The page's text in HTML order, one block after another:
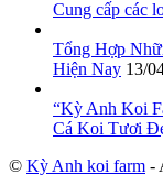
Cung cấp các
Tổng Hợp
Hiện Nay 13/
“Kỳ Anh Koi
Cá Koi Tươi
© Kỳ Anh koi farm -